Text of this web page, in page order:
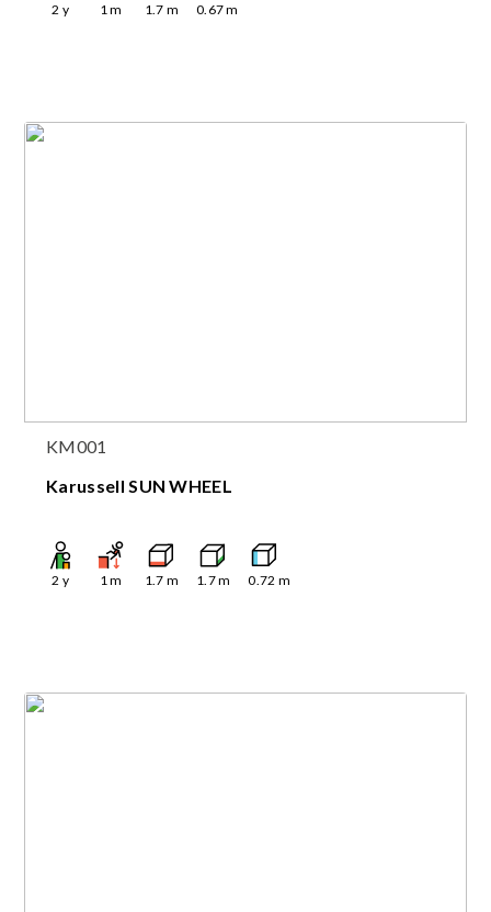
2 y 1m 1.7 m 0.67m
KM001
Karussell SUN WHEEL
2 y 1m 1.7 m 1.7m 0.72 m